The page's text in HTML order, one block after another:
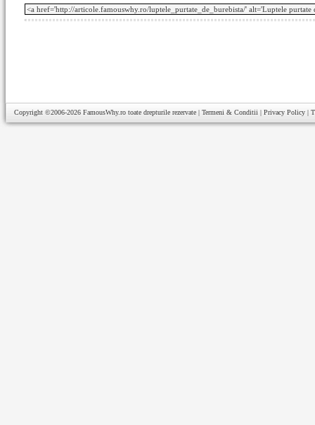
Copyright ©2006-2026 FamousWhy.ro toate drepturile rezervate | Termeni & Conditii | Privacy Policy |